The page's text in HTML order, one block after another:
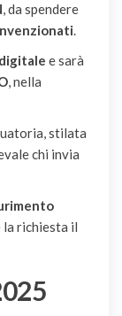
, da spendere
.
e sarà
, nella
stilata
chi invia
la richiesta il